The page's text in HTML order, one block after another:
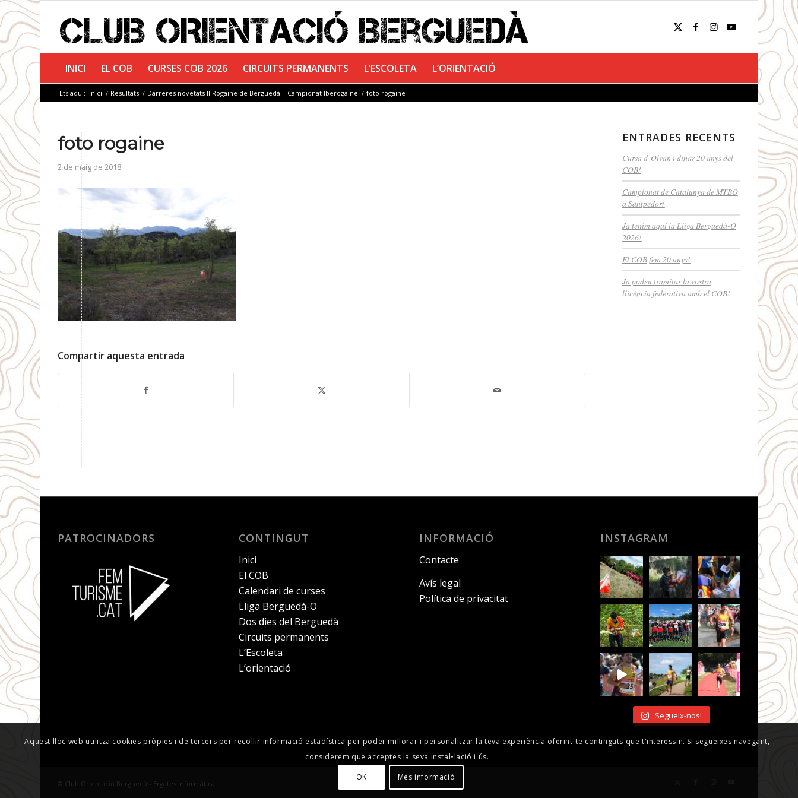
INICI EL COB CURSES COB 2026 CIRCUITS PERMANENTS L’ESCOLETA L’ORIENTACIÓ
Ets aquí: Inici / Resultats / Darreres novetats II Rogaine de Berguedà – Campionat Iberogaine / foto rogaine
foto rogaine
2 de maig de 2018
Compartir aquesta entrada
ENTRADES RECENTS
Cursa d’Olvan i dinar 20 anys del
COB!
Campionat de Catalunya de MTBO
a Santpedor!
Ja tenim aquí la Lliga Berguedà-O
2026!
El COB fem 20 anys!
Ja podeu tramitar la vostra
llicència federativa amb el COB!
PATROCINADORS CONTINGUT
Inici
El COB
Calendari de curses
Lliga Berguedà-O
Dos dies del Berguedà
Circuits permanents
L’Escoleta
L’orientació
INFORMACIÓ
Contacte
Avís legal
Política de privacitat
INSTAGRAM
Segueix-nos!
© Club Orientació Berguedà - Ergates Informàtica
Aquest lloc web utilitza cookies pròpies i de tercers per recollir informació estadística per poder millorar i personalitzar la teva experiència oferint-te continguts que t'interessin. Si segueixes navegant,
considerem que acceptes la seva instal•lació i ús.
OK Més informació